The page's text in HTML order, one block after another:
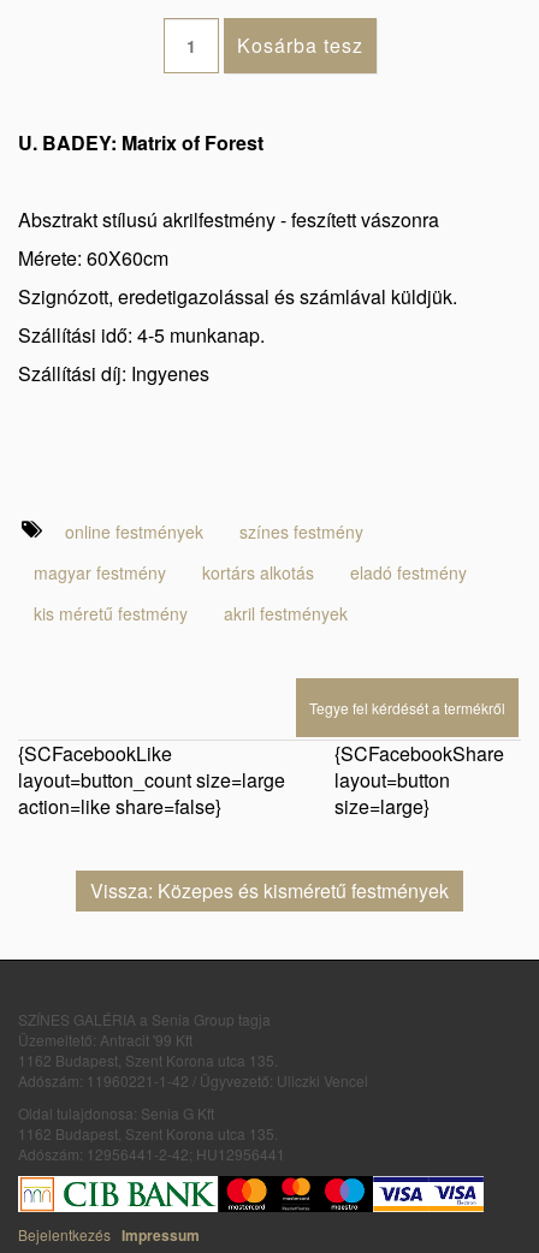
U. BADEY: Matrix of Forest
Absztrakt stílusú akrilfestmény - feszített vászonra
Mérete: 60X60cm
Szignózott, eredetigazolással és számlával küldjük.
Szállítási idő: 4-5 munkanap.
Szállítási díj: Ingyenes
online festmények
színes festmény
magyar festmény
kortárs alkotás
eladó festmény
kis méretű festmény
akril festmények
Tegye fel kérdését a termékről
{SCFacebookLike
layout=button_count size=large
action=like share=false}
{SCFacebookShare
layout=button
size=large}
Vissza: Közepes és kisméretű festmények
SZÍNES GALÉRIA a Senia Group tagja
Üzemeltető: Antracit '99 Kft
1162 Budapest, Szent Korona utca 135.
Adószám: 11960221-1-42 / Ügyvezető: Uliczki Vencel
Oldal tulajdonosa: Senia G Kft
1162 Budapest, Szent Korona utca 135.
Adószám: 12956441-2-42; HU12956441
Bejelentkezés Impressum